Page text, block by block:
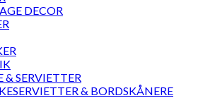
DECOR
& SERVIETTER
& BORDSKÅNERE